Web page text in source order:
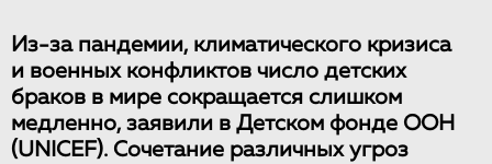
Из-за пандемии, климатического кризиса
и военных конфликтов число детских
браков в мире сокращается слишком
медленно, заявили в Детском фонде ООН
(UNICEF). Сочетание различных угроз